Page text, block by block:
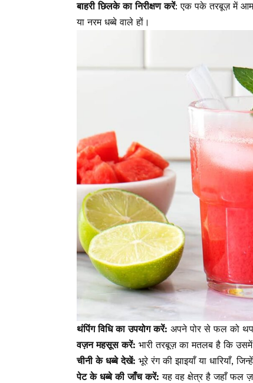
बाहरी छिलके का निरीक्षण करें: एक पके तरबूज़ में
या नरम धब्बे वाले हों।
थंपिंग विधि का उपयोग करें: अपने पोर से फल को
वज़न महसूस करें: भारी तरबूज़ का मतलब है कि उसमें
चीनी के धब्बे देखें: भूरे रंग की झाइयाँ या धारियाँ,
पेट के धब्बे की जाँच करें: यह वह क्षेत्र है जहाँ फल